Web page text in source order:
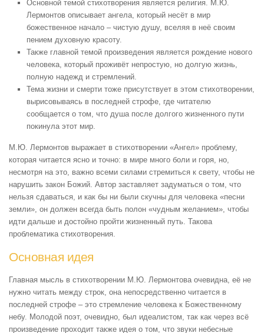
Основной темой стихотворения является религия. М.Ю.
Лермонтов описывает ангела, который несёт в мир
божественное начало – чистую душу, вселяя в неё своим
пением духовную красоту.
Также главной темой произведения является рождение нового
человека, который проживёт непростую, но долгую жизнь,
полную надежд и стремлений.
Тема жизни и смерти тоже присутствует в этом стихотворении,
вырисовываясь в последней строфе, где читателю
сообщается о том, что душа после долгого жизненного пути
покинула этот мир.
М.Ю. Лермонтов выражает в стихотворении «Ангел» проблему,
которая читается ясно и точно: в мире много боли и горя, но,
несмотря на это, важно всеми силами стремиться к свету, чтобы не
нарушить закон Божий. Автор заставляет задуматься о том, что
нельзя сдаваться, и как бы ни были скучны для человека «песни
земли», он должен всегда быть полон «чудным желанием», чтобы
идти дальше и достойно пройти жизненный путь. Такова
проблематика стихотворения.
Основная идея
Главная мысль в стихотворении М.Ю. Лермонтова очевидна, её не
нужно читать между строк, она непосредственно читается в
последней строфе – это стремление человека к Божественному
небу. Молодой поэт, очевидно, был идеалистом, так как через всё
произведение проходит также идея о том, что звуки небесные